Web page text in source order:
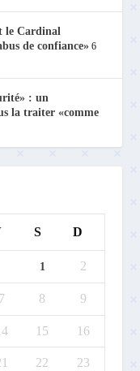
le Cardinal
de confiance» 6
: un
la traiter «comme
S D
1 2
7 8 9
15 16
22 23